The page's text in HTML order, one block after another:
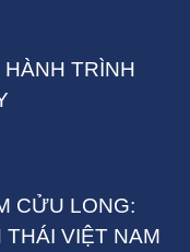
TRÌNH
CỬU LONG:
THÁI VIỆT NAM